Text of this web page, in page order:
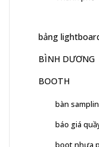
bảng
BÌNH DƯƠNG
BOOTH
bàn
báo giá
boot nhựa